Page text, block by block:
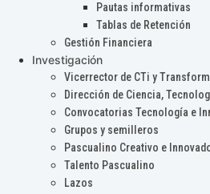
Pautas informativas
Tablas de Retención
Gestión Financiera
Investigación
Vicerrector de CTi y
Dirección de Ciencia,
Convocatorias Tecnología e
Grupos y semilleros
Pascualino Creativo e
Talento Pascualino
Lazos